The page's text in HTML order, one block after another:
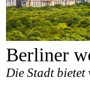
Berliner
Die Stadt bietet